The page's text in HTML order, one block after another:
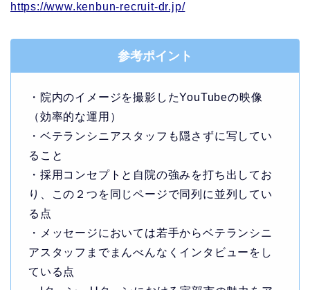
https://www.kenbun-recruit-dr.jp/
参考ポイント
・院内のイメージを撮影したYouTubeの映像
（効率的な運用）
・ベテランシニアスタッフも隠さずに写してい
ること
・採用コンセプトと自院の強みを打ち出してお
り、この２つを同じページで同列に並列してい
る点
・メッセージにおいては若手からベテランシニ
アスタッフまでまんべんなくインタビューをし
ている点